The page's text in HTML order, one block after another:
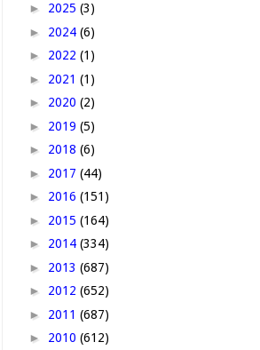
► 2025 (3)
► 2024 (6)
► 2022 (1)
► 2021 (1)
► 2020 (2)
► 2019 (5)
► 2018 (6)
► 2017 (44)
► 2016 (151)
► 2015 (164)
► 2014 (334)
► 2013 (687)
► 2012 (652)
► 2011 (687)
► 2010 (612)